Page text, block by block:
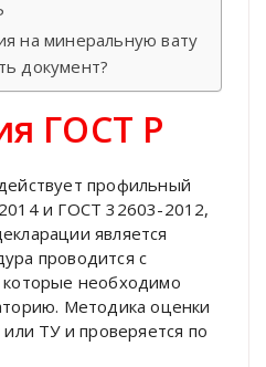
на минеральную вату
документ?
ГОСТ Р
профильный
и ГОСТ 32603-2012,
является
проводится с
необходимо
Методика оценки
ТУ и проверяется по